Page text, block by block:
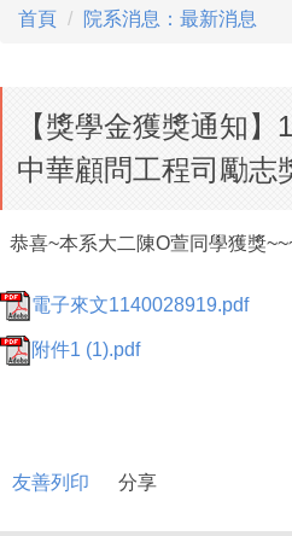
首頁 院系消息：最新消息
【獎學金獲獎通知】
中華顧問工程司勵志
恭喜~本系大二陳O萱同學獲獎
電子來文1140028919.pdf
附件1 (1).pdf
友善列印 分享